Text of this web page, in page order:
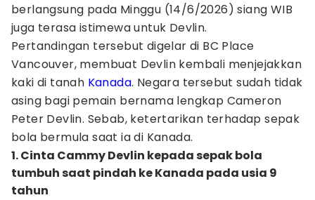
berlangsung pada Minggu (14/6/2026) siang WIB
juga terasa istimewa untuk Devlin.
Pertandingan tersebut digelar di BC Place
Vancouver, membuat Devlin kembali menjejakkan
kaki di tanah Kanada. Negara tersebut sudah tidak
asing bagi pemain bernama lengkap Cameron
Peter Devlin. Sebab, ketertarikan terhadap sepak
bola bermula saat ia di Kanada.
1. Cinta Cammy Devlin kepada sepak bola
tumbuh saat pindah ke Kanada pada usia 9
tahun